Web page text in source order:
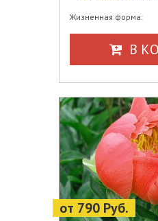
Жизненная форма:
В
от 790 Руб.